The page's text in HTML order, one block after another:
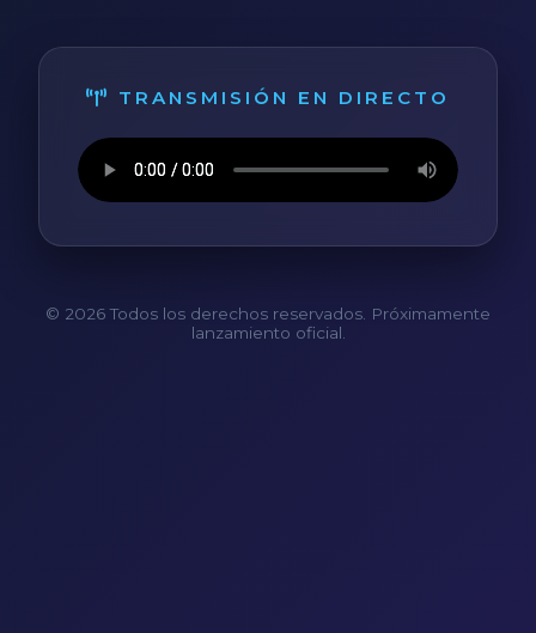
TRANSMISIÓN EN DIRECTO
© 2026 Todos los derechos reservados. Próximamente
lanzamiento oficial.